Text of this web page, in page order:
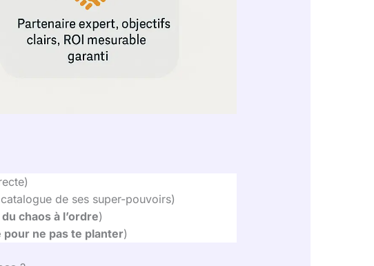
de ses super-pouvoirs)
chaos à l’ordre)
pour ne pas te planter)